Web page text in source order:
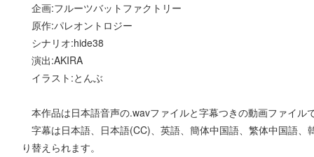
企画:フルーツバットファクトリー
原作:パレオントロジー
シナリオ:hide38
演出:AKIRA
イラスト:とんぶ
本作品は日本語音声の.wavファイルと字幕つきの動画ファイル
字幕は日本語、日本語(CC)、英語、簡体中国語、繁体中国語、
り替えられます。